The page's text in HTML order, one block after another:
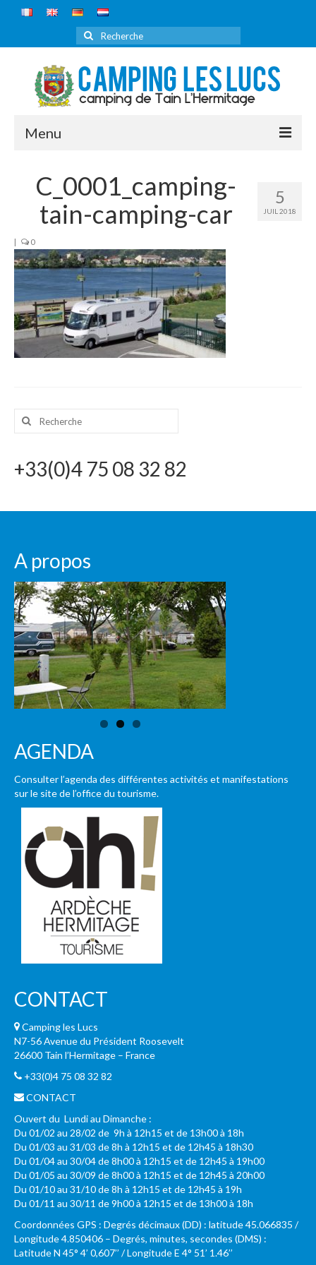
Rechercher
Menu
LE CAMPING
TARIFS
RÉSERVATION
ITINÉRAIRE
CONTACT
5
JUIL 2018
C_0001_camping-
tain-camping-car
| 0
Rechercher
+33(0)4 75 08 32 82
A propos
AGENDA
Consulter l’agenda des différentes activités et manifestations
sur le site de l’office du tourisme.
CONTACT
Camping les Lucs
N7-56 Avenue du Président Roosevelt
26600 Tain l’Hermitage – France
+33(0)4 75 08 32 82
CONTACT
Ouvert du Lundi au Dimanche :
Du 01/02 au 28/02 de 9h à 12h15 et de 13h00 à 18h
Du 01/03 au 31/03 de 8h à 12h15 et de 12h45 à 18h30
Du 01/04 au 30/04 de 8h00 à 12h15 et de 12h45 à 19h00
Du 01/05 au 30/09 de 8h00 à 12h15 et de 12h45 à 20h00
Du 01/10 au 31/10 de 8h à 12h15 et de 12h45 à 19h
Du 01/11 au 30/11 de 9h00 à 12h15 et de 13h00 à 18h
Coordonnées GPS : Degrés décimaux (DD) : latitude 45.066835 /
Longitude 4.850406 – Degrés, minutes, secondes (DMS) :
Latitude N 45° 4’ 0,607’’ / Longitude E 4° 51’ 1.46’’